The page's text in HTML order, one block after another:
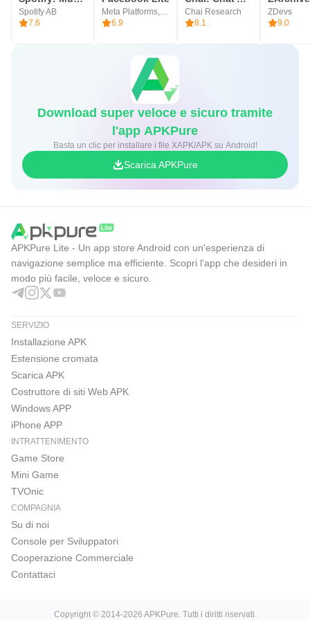
Spotify AB
7.6
Meta Platforms, Inc.
6.9
Chai Research
8.1
ZDevs
9.0
Download super veloce e sicuro tramite
l'app APKPure
Basta un clic per installare i file XAPK/APK su Android!
Scarica APKPure
APKPure Lite - Un app store Android con un'esperienza di
navigazione semplice ma efficiente. Scopri l'app che desideri in
modo più facile, veloce e sicuro.
SERVIZIO
Installazione APK
Estensione cromata
Scarica APK
Costruttore di siti Web APK
Windows APP
iPhone APP
INTRATTENIMENTO
Game Store
Mini Game
TVOnic
COMPAGNIA
Su di noi
Console per Sviluppatori
Cooperazione Commerciale
Contattaci
Copyright © 2014-2026 APKPure. Tutti i diritti riservati.